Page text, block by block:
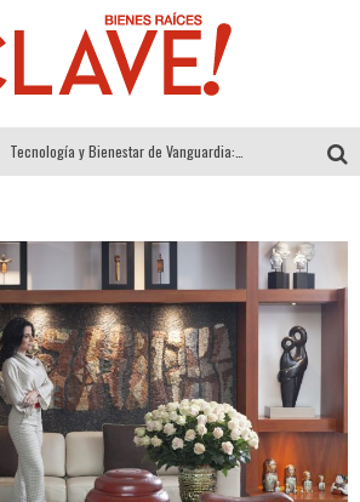
Alexandra Bedoya – La Constancia detrás de La Paletería
El Despertar de la Calidez: Acabados Dorados de FV para Elevar tu Espacio